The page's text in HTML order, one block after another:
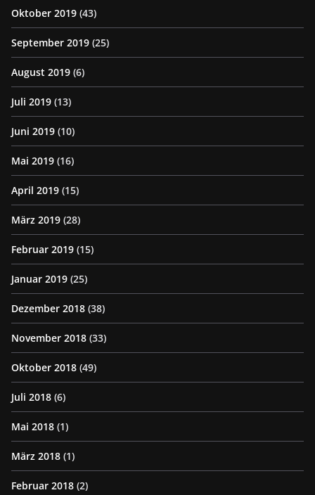
Oktober 2019 (43)
September 2019 (25)
August 2019 (6)
Juli 2019 (13)
Juni 2019 (10)
Mai 2019 (16)
April 2019 (15)
März 2019 (28)
Februar 2019 (15)
Januar 2019 (25)
Dezember 2018 (38)
November 2018 (33)
Oktober 2018 (49)
Juli 2018 (6)
Mai 2018 (1)
März 2018 (1)
Februar 2018 (2)